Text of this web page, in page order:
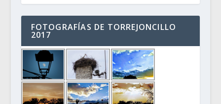
FOTOGRAFÍAS DE TORREJONCILLO
2017